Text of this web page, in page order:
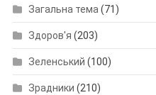
Загальна тема (71)
Здоров'я (203)
Зеленський (100)
Зрадники (210)